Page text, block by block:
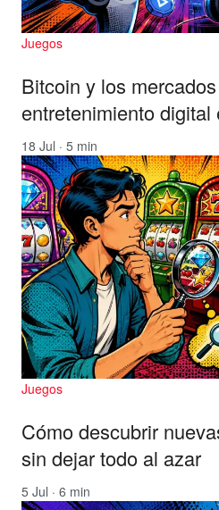
Juegos
Bitcoin y los
entretenimiento digital
18 Jul · 5 min
Juegos
Cómo descubrir
sin dejar todo al azar
5 Jul · 6 min